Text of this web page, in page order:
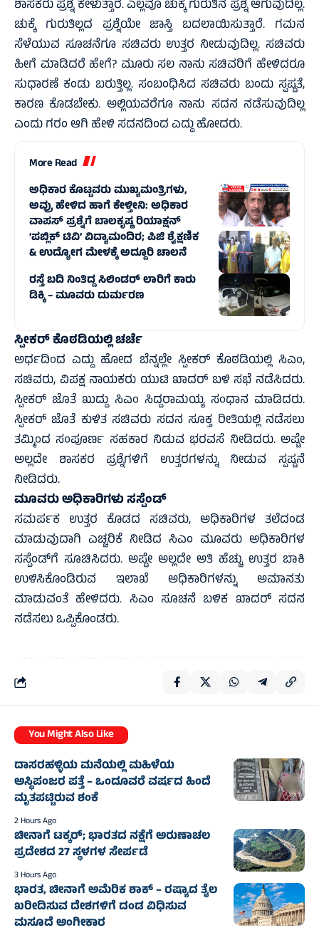
ಶಾಸಕರು ಪ್ರಶ್ನೆ ಕೇಳುತ್ತಾರೆ. ಎಲ್ಲವೂ ಚುಕ್ಕೆ ಗುರುತಿನ ಪ್ರಶ್ನೆ ಆಗುವುದಿಲ್ಲ.
ಚುಕ್ಕೆ ಗುರುತಿಲ್ಲದ ಪ್ರಶ್ನೆಯೇ ಜಾಸ್ತಿ ಬದಲಾಯಿಸುತ್ತಾರೆ. ಗಮನ
ಸೆಳೆಯುವ ಸೂಚನೆಗೂ ಸಚಿವರು ಉತ್ತರ ನೀಡುವುದಿಲ್ಲ. ಸಚಿವರು
ಹೀಗೆ ಮಾಡಿದರೆ ಹೇಗೆ? ಮೂರು ಸಲ ನಾನು ಸಚಿವರಿಗೆ ಹೇಳಿದರೂ
ಸುಧಾರಣೆ ಕಂಡು ಬರುತ್ತಿಲ್ಲ. ಸಂಬಂಧಿಸಿದ ಸಚಿವರು ಬಂದು ಸ್ಪಷ್ಟತೆ,
ಕಾರಣ ಕೊಡಬೇಕು. ಅಲ್ಲಿಯವರೆಗೂ ನಾನು ಸದನ ನಡೆಸುವುದಿಲ್ಲ
ಎಂದು ಗರಂ ಆಗಿ ಹೇಳಿ ಸದನದಿಂದ ಎದ್ದು ಹೋದರು.
More Read
ಅಧಿಕಾರ ಕೊಟ್ಟವರು ಮುಖ್ಯಮಂತ್ರಿಗಳು,
ಅವ್ರು ಹೇಳಿದ ಹಾಗೆ ಕೇಳ್ತೀನಿ: ಅಧಿಕಾರ
ವಾಪಸ್ ಪ್ರಶ್ನೆಗೆ ಬಾಲಕೃಷ್ಣ ರಿಯಾಕ್ಷನ್
‘ಪಬ್ಲಿಕ್ ಟಿವಿ’ ವಿದ್ಯಾಮಂದಿರ; ಪಿಜಿ ಶೈಕ್ಷಣಿಕ
& ಉದ್ಯೋಗ ಮೇಳಕ್ಕೆ ಅದ್ದೂರಿ ಚಾಲನೆ
ರಸ್ತೆ ಬದಿ ನಿಂತಿದ್ದ ಸಿಲಿಂಡರ್ ಲಾರಿಗೆ ಕಾರು
ಡಿಕ್ಕಿ – ಮೂವರು ದುರ್ಮರಣ
ಸ್ಪೀಕರ್‌ ಕೊಠಡಿಯಲ್ಲಿ ಚರ್ಚೆ
ಅರ್ಧದಿಂದ ಎದ್ದು ಹೋದ ಬೆನ್ನಲ್ಲೇ ಸ್ಪೀಕರ್ ಕೊಠಡಿಯಲ್ಲಿ ಸಿಎಂ,
ಸಚಿವರು, ವಿಪಕ್ಷ ನಾಯಕರು ಯುಟಿ ಖಾದರ್‌ ಬಳಿ ಸಭೆ ನಡೆಸಿದರು.
ಸ್ಪೀಕರ್ ಜೊತೆ ಖುದ್ದು ಸಿಎಂ ಸಿದ್ದರಾಮಯ್ಯ ಸಂಧಾನ ಮಾಡಿದರು.
ಸ್ಪೀಕರ್ ಜೊತೆ ಕುಳಿತ ಸಚಿವರು ಸದನ ಸೂಕ್ತ ರೀತಿಯಲ್ಲಿ ನಡೆಸಲು
ತಮ್ಮಿಂದ ಸಂಪೂರ್ಣ ಸಹಕಾರ ನಿಡುವ ಭರವಸೆ ನೀಡಿದರು. ಅಷ್ಟೇ
ಅಲ್ಲದೇ ಶಾಸಕರ ಪ್ರಶ್ನೆಗಳಿಗೆ ಉತ್ತರಗಳನ್ನು ನೀಡುವ ಸ್ಪಷ್ಟನೆ
ನೀಡಿದರು.
ಮೂವರು ಅಧಿಕಾರಿಗಳು ಸಸ್ಪೆಂಡ್‌
ಸಮರ್ಪಕ ಉತ್ತರ ಕೊಡದ ಸಚಿವರು, ಅಧಿಕಾರಿಗಳ ತಲೆದಂಡ
ಮಾಡುವುದಾಗಿ ಎಚ್ಚರಿಕೆ ನೀಡಿದ ಸಿಎಂ ಮೂವರು ಅಧಿಕಾರಿಗಳ
ಸಸ್ಪೆಂಡ್‌ಗೆ ಸೂಚಿಸಿದರು. ಅಷ್ಟೇ ಅಲ್ಲದೇ ಅತಿ ಹೆಚ್ಚು ಉತ್ತರ ಬಾಕಿ
ಉಳಿಸಿಕೊಂಡಿರುವ ಇಲಾಖೆ ಅಧಿಕಾರಿಗಳನ್ನು ಅಮಾನತು
ಮಾಡುವಂತೆ ಹೇಳಿದರು. ಸಿಎಂ ಸೂಚನೆ ಬಳಿಕ ಖಾದರ್ ಸದನ
ನಡೆಸಲು ಒಪ್ಪಿಕೊಂಡರು.
You Might Also Like
ದಾಸರಹಳ್ಳಿಯ ಮನೆಯಲ್ಲಿ ಮಹಿಳೆಯ
ಅಸ್ಥಿಪಂಜರ ಪತ್ತೆ – ಒಂದೂವರೆ ವರ್ಷದ ಹಿಂದೆ
ಮೃತಪಟ್ಟಿರುವ ಶಂಕೆ
2 Hours Ago
ಚೀನಾಗೆ ಟಕ್ಕರ್‌; ಭಾರತದ ನಕ್ಷೆಗೆ ಅರುಣಾಚಲ
ಪ್ರದೇಶದ 27 ಸ್ಥಳಗಳ ಸೇರ್ಪಡೆ
3 Hours Ago
ಭಾರತ, ಚೀನಾಗೆ ಅಮೆರಿಕ ಶಾಕ್‌ – ರಷ್ಯಾದ ತೈಲ
ಖರೀದಿಸುವ ದೇಶಗಳಿಗೆ ದಂಡ ವಿಧಿಸುವ
ಮಸೂದೆ ಅಂಗೀಕಾರ